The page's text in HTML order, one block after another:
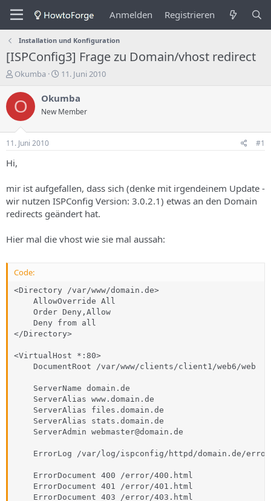
Anmelden Registrieren
Installation und Konfiguration
[ISPConfig3] Frage zu Domain/vhost redirect
E
s
t
e
e
r
d
s
T
h
m
Okumba
E
s
e
d
a
t
m
11. Juni 2010
O Okumba
New Member
11. Juni 2010 #1
Hi,
mir ist aufgefallen, dass sich (denke mit irgendeinem Update -
wir nutzen ISPConfig Version: 3.0.2.1) etwas an den Domain
redirects geändert hat.
Hier mal die vhost wie sie mal aussah:
Code:
<Directory /var/www/domain.de>
    AllowOverride All
    Order Deny,Allow
    Deny from all
</Directory>
<VirtualHost *:80>
    DocumentRoot /var/www/clients/client1/web6/web
    ServerName domain.de
    ServerAlias www.domain.de
    ServerAlias files.domain.de
    ServerAlias stats.domain.de
    ServerAdmin webmaster@domain.de
ErrorLog /var/log/ispconfig/httpd/domain.de/
    ErrorDocument 400 /error/400.html
    ErrorDocument 401 /error/401.html
    ErrorDocument 403 /error/403.html